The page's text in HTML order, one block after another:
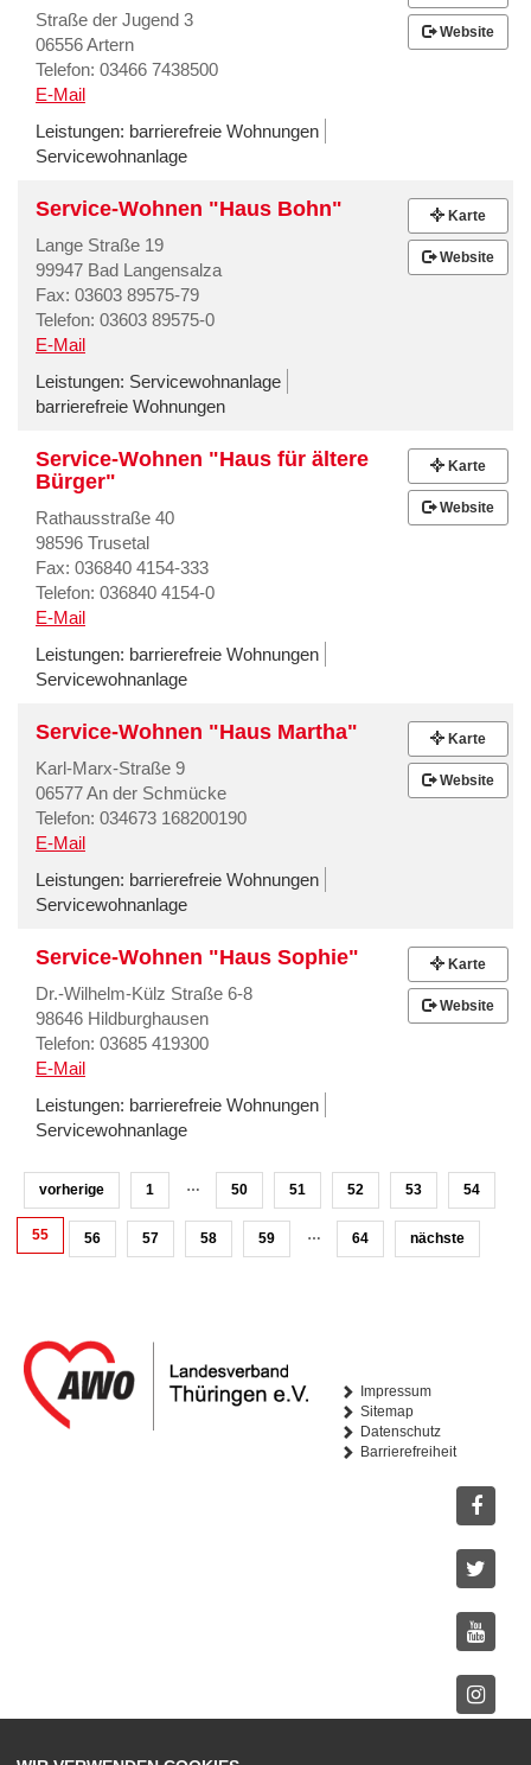
Straße der Jugend 3
06556 Artern
Telefon: 03466 7438500
E-Mail
Leistungen: barrierefreie Wohnungen
Servicewohnanlage
Website
Service-Wohnen "Haus Bohn"
Lange Straße 19
99947 Bad Langensalza
Fax: 03603 89575-79
Telefon: 03603 89575-0
E-Mail
Leistungen: Servicewohnanlage
barrierefreie Wohnungen
Karte
Website
Service-Wohnen "Haus für ältere
Bürger"
Rathausstraße 40
98596 Trusetal
Fax: 036840 4154-333
Telefon: 036840 4154-0
E-Mail
Leistungen: barrierefreie Wohnungen
Servicewohnanlage
Karte
Website
Service-Wohnen "Haus Martha"
Karl-Marx-Straße 9
06577 An der Schmücke
Telefon: 034673 168200190
E-Mail
Leistungen: barrierefreie Wohnungen
Servicewohnanlage
Karte
Website
Service-Wohnen "Haus Sophie"
Dr.-Wilhelm-Külz Straße 6-8
98646 Hildburghausen
Telefon: 03685 419300
E-Mail
Leistungen: barrierefreie Wohnungen
Servicewohnanlage
Karte
Website
vorherige 1 … 50 51 52 53 54
55 56 57 58 59 … 64 nächste
Impressum
Sitemap
Datenschutz
Barrierefreiheit